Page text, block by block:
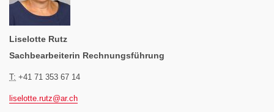
Liselotte Rutz
Sachbearbeiterin Rechnungsführung
T: +41 71 353 67 14
liselotte.rutz@ar.ch